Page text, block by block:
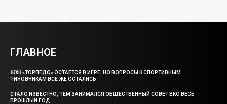
ГЛАВНОЕ
ЖХК «ТОРПЕДО» ОСТАЕТСЯ В ИГРЕ. НО ВОПРОСЫ К СПОРТИВНЫМ
ЧИНОВНИКАМ ВСЕ ЖЕ ОСТАЛИСЬ
СТАЛО ИЗВЕСТНО, ЧЕМ ЗАНИМАЛСЯ ОБЩЕСТВЕННЫЙ СОВЕТ ВКО ВЕСЬ
ПРОШЛЫЙ ГОД